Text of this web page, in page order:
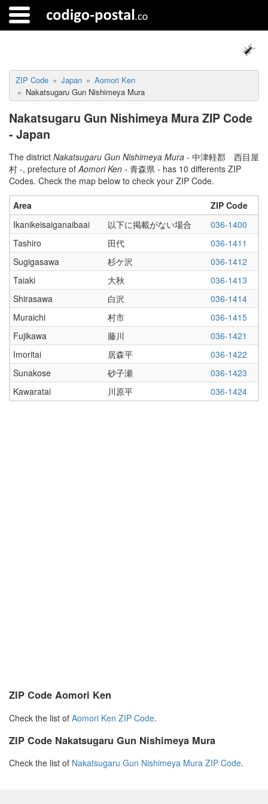
ZIP Code Japan
Aomori Ken
Nakatsugaru Gun Nishimeya Mura
Nakatsugaru Gun Nishimeya Mura ZIP Code
- Japan
The district Nakatsugaru Gun Nishimeya Mura - 中津軽郡 西目屋
村 -, prefecture of Aomori Ken - 青森県 - has 10 differents ZIP
Codes. Check the map below to check your ZIP Code.
Area
ZIP Code
Ikanikeisaiganaibaai
以下に掲載がない場合
036-1400
Tashiro
田代
036-1411
Sugigasawa
杉ケ沢
036-1412
Taiaki
大秋
036-1413
Shirasawa
白沢
036-1414
Muraichi
村市
036-1415
Fujikawa
藤川
036-1421
Imoritai
居森平
036-1422
Sunakose
砂子瀬
036-1423
Kawaratai
川原平 036-1424
ZIP Code Aomori Ken
Check the list of Aomori Ken ZIP Code.
ZIP Code Nakatsugaru Gun Nishimeya Mura
Check the list of Nakatsugaru Gun Nishimeya Mura ZIP Code.